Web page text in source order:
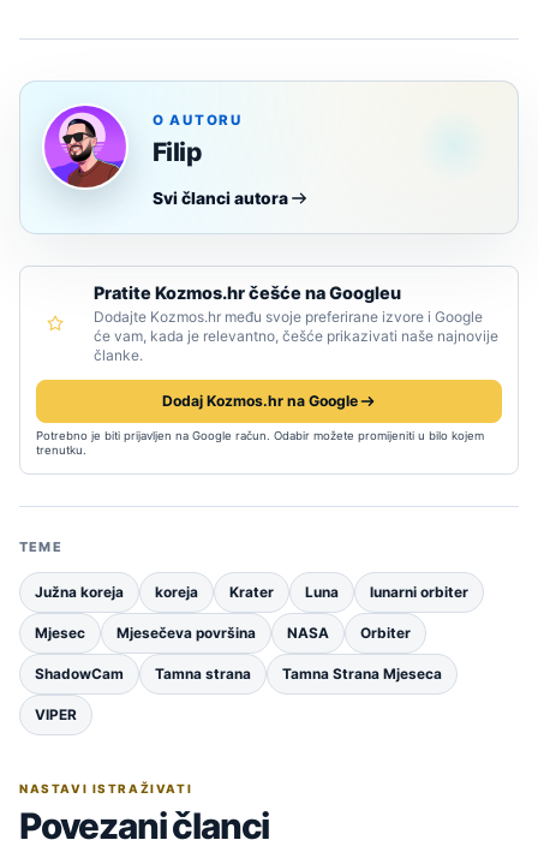
O AUTORU
Filip
Svi članci autora
Pratite Kozmos.hr češće na Googleu
Dodajte Kozmos.hr među svoje preferirane izvore i Google
će vam, kada je relevantno, češće prikazivati naše najnovije
članke.
Dodaj Kozmos.hr na Google
Potrebno je biti prijavljen na Google račun. Odabir možete promijeniti u bilo kojem
trenutku.
TEME
Južna koreja koreja Krater Luna lunarni orbiter
Mjesec Mjesečeva površina NASA Orbiter
ShadowCam Tamna strana Tamna Strana Mjeseca
VIPER
NASTAVI ISTRAŽIVATI
Povezani članci